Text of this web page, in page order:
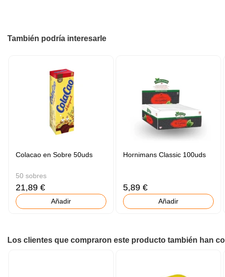
También podría interesarle
Colacao en Sobre 50uds
50 sobres
21,89 €
Añadir
Hornimans Classic 100uds
5,89 €
Añadir
Los clientes que compraron este producto también han